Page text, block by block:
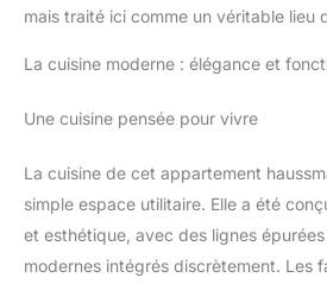
mais traité ici comme un véritable lieu
La cuisine moderne : élégance et
Une cuisine pensée pour vivre
La cuisine de cet appartement
simple espace utilitaire. Elle a été
et esthétique, avec des lignes
modernes intégrés discrètement. Les